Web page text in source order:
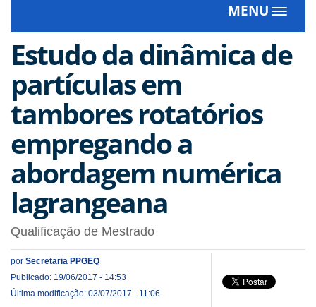
MENU
Toggle
Estudo da dinâmica de
partículas em
tambores rotatórios
empregando a
abordagem numérica
lagrangeana
Qualificação de Mestrado
por Secretaria PPGEQ
Publicado: 19/06/2017 - 14:53
Última modificação: 03/07/2017 - 11:06